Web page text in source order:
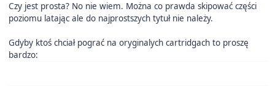
Czy jest prosta? No nie wiem. Można co prawda skipować części
poziomu latając ale do najprostszych tytuł nie należy.
Gdyby ktoś chciał pograć na oryginalych cartridgach to proszę
bardzo: